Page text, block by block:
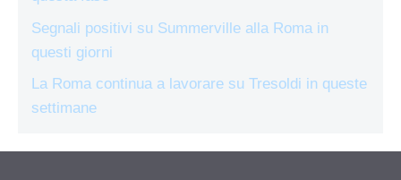
Segnali positivi su Summerville alla Roma in
questi giorni
La Roma continua a lavorare su Tresoldi in queste
settimane